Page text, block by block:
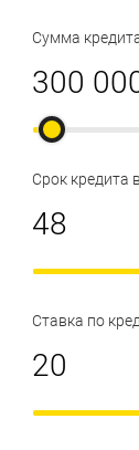
Сумма
Срок кредита
Ставка по